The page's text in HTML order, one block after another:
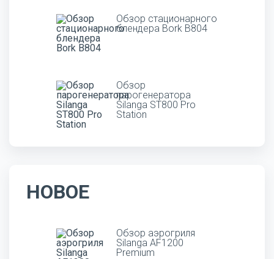
Обзор стационарного
блендера Bork B804
Обзор
парогенератора
Silanga ST800 Pro
Station
НОВОЕ
Обзор аэрогриля
Silanga AF1200
Premium